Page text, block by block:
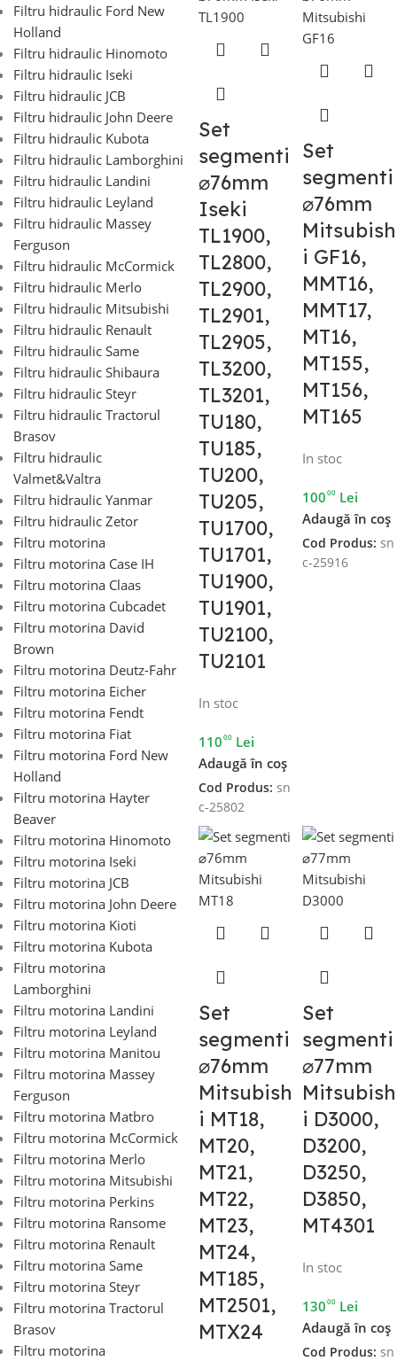
Filtru hidraulic Ford New
Holland
Filtru hidraulic Hinomoto
Filtru hidraulic Iseki
Filtru hidraulic JCB
Filtru hidraulic John Deere
Filtru hidraulic Kubota
Filtru hidraulic Lamborghini
Filtru hidraulic Landini
Filtru hidraulic Leyland
Filtru hidraulic Massey
Ferguson
Filtru hidraulic McCormick
Filtru hidraulic Merlo
Filtru hidraulic Mitsubishi
Filtru hidraulic Renault
Filtru hidraulic Same
Filtru hidraulic Shibaura
Filtru hidraulic Steyr
Filtru hidraulic Tractorul
Brasov
Filtru hidraulic
Valmet&Valtra
Filtru hidraulic Yanmar
Filtru hidraulic Zetor
Filtru motorina
Filtru motorina Case IH
Filtru motorina Claas
Filtru motorina Cubcadet
Filtru motorina David
Brown
Filtru motorina Deutz-Fahr
Filtru motorina Eicher
Filtru motorina Fendt
Filtru motorina Fiat
Filtru motorina Ford New
Holland
Filtru motorina Hayter
Beaver
Filtru motorina Hinomoto
Filtru motorina Iseki
Filtru motorina JCB
Filtru motorina John Deere
Filtru motorina Kioti
Filtru motorina Kubota
Filtru motorina
Lamborghini
Filtru motorina Landini
Filtru motorina Leyland
Filtru motorina Manitou
Filtru motorina Massey
Ferguson
Filtru motorina Matbro
Filtru motorina McCormick
Filtru motorina Merlo
Filtru motorina Mitsubishi
Filtru motorina Perkins
Filtru motorina Ransome
Filtru motorina Renault
Filtru motorina Same
Filtru motorina Steyr
Filtru motorina Tractorul
Brasov
Filtru motorina
Set
segmenti
⌀76mm
Iseki
TL1900,
TL2800,
TL2900,
TL2901,
TL2905,
TL3200,
TL3201,
TU180,
TU185,
TU200,
TU205,
TU1700,
TU1701,
TU1900,
TU1901,
TU2100,
TU2101
In stoc
11000 Lei
Adaugă în coș
Cod Produs: sn
c-25802
Set
segmenti
⌀76mm
Mitsubish
i GF16,
MMT16,
MMT17,
MT16,
MT155,
MT156,
MT165
In stoc
10000 Lei
Adaugă în coș
Cod Produs: sn
c-25916
Set
segmenti
⌀76mm
Mitsubish
i MT18,
MT20,
MT21,
MT22,
MT23,
MT24,
MT185,
MT2501,
MTX24
Set
segmenti
⌀77mm
Mitsubish
i D3000,
D3200,
D3250,
D3850,
MT4301
In stoc
13000 Lei
Adaugă în coș
Cod Produs: sn